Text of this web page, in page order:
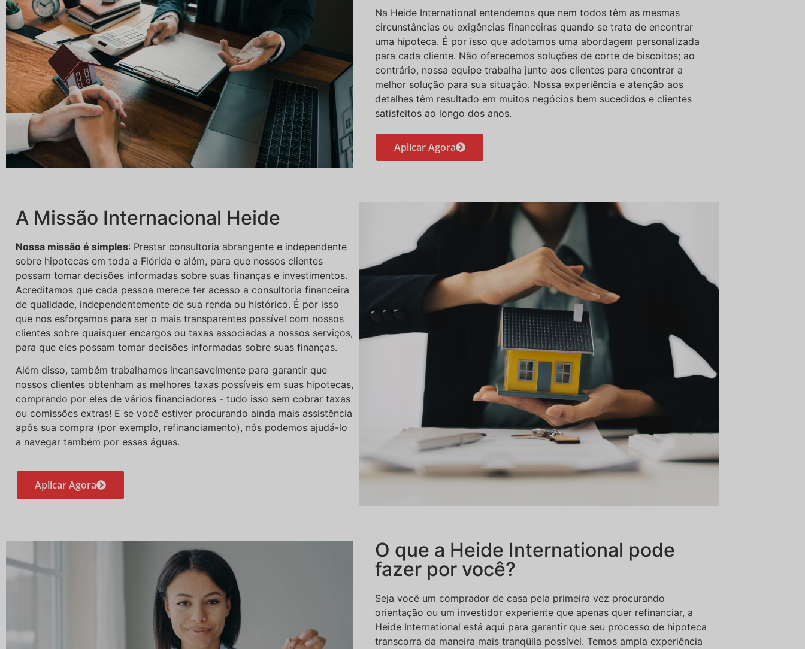
Na Heide International entendemos que nem todos têm as mesmas
circunstâncias ou exigências financeiras quando se trata de encontrar
uma hipoteca. É por isso que adotamos uma abordagem personalizada
para cada cliente. Não oferecemos soluções de corte de biscoitos; ao
contrário, nossa equipe trabalha junto aos clientes para encontrar a
melhor solução para sua situação. Nossa experiência e atenção aos
detalhes têm resultado em muitos negócios bem sucedidos e clientes
satisfeitos ao longo dos anos.
Aplicar Agora
A Missão Internacional Heide
Nossa missão é simples: Prestar consultoria abrangente e independente
sobre hipotecas em toda a Flórida e além, para que nossos clientes
possam tomar decisões informadas sobre suas finanças e investimentos.
Acreditamos que cada pessoa merece ter acesso a consultoria financeira
de qualidade, independentemente de sua renda ou histórico. É por isso
que nos esforçamos para ser o mais transparentes possível com nossos
clientes sobre quaisquer encargos ou taxas associadas a nossos serviços,
para que eles possam tomar decisões informadas sobre suas finanças.
Além disso, também trabalhamos incansavelmente para garantir que
nossos clientes obtenham as melhores taxas possíveis em suas hipotecas,
comprando por eles de vários financiadores - tudo isso sem cobrar taxas
ou comissões extras! E se você estiver procurando ainda mais assistência
após sua compra (por exemplo, refinanciamento), nós podemos ajudá-lo
a navegar também por essas águas.
Aplicar Agora
O que a Heide International pode
fazer por você?
Seja você um comprador de casa pela primeira vez procurando
orientação ou um investidor experiente que apenas quer refinanciar, a
Heide International está aqui para garantir que seu processo de hipoteca
transcorra da maneira mais tranqüila possível. Temos ampla experiência